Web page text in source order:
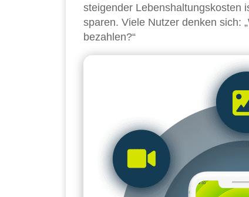
steigender Lebenshaltungskosten
sparen. Viele Nutzer denken sich:
bezahlen?“